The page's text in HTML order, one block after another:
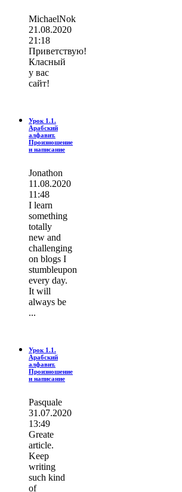
MichaelNok
21.08.2020
21:18
Приветствую!
Класный
у вас
сайт!
Урок 1.1.
Арабский
алфавит.
Произношение
и написание
Jonathon
11.08.2020
11:48
I learn
ѕοmething
totally
new and
challenging
on blogs I
stumbleupon
every day.
It wіll
always be
...
Урок 1.1.
Арабский
алфавит.
Произношение
и написание
Pasquale
31.07.2020
13:49
Greate
article.
Keep
writing
such kind
of